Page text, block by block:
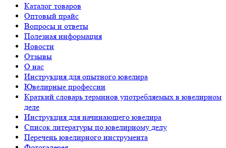
Каталог товаров
Оптовый прайс
Вопросы и ответы
Полезная информация
Новости
Отзывы
О нас
Инструкция для опытного ювелира
Ювелирные профессии
Краткий словарь терминов употребляемых в ювелирном
деле
Инструкция для начинающего ювелира
Список литературы по ювелирному делу
Перечень ювелирного инструмента